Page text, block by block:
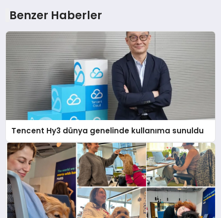
Benzer Haberler
Tencent Hy3 dünya genelinde kullanıma sunuldu